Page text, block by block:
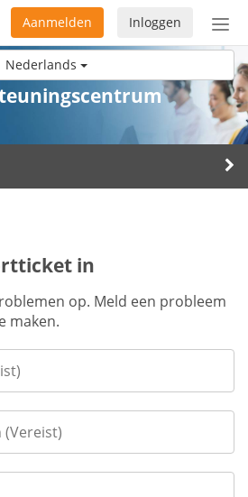
Nederlands
Inloggen
Aanmelden
in
op. Meld een probleem
maken.